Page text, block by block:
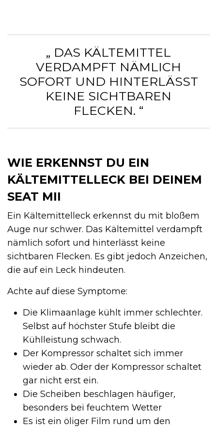
„ DAS KÄLTEMITTEL
VERDAMPFT NÄMLICH
SOFORT UND HINTERLÄSST
KEINE SICHTBAREN
FLECKEN. “
WIE ERKENNST DU EIN
KÄLTEMITTELLECK BEI DEINEM
SEAT MII
Ein Kältemittelleck erkennst du mit bloßem
Auge nur schwer. Das Kältemittel verdampft
nämlich sofort und hinterlässt keine
sichtbaren Flecken. Es gibt jedoch Anzeichen,
die auf ein Leck hindeuten.
Achte auf diese Symptome:
Die Klimaanlage kühlt immer schlechter.
Selbst auf höchster Stufe bleibt die
Kühlleistung schwach.
Der Kompressor schaltet sich immer
wieder ab. Oder der Kompressor schaltet
gar nicht erst ein.
Die Scheiben beschlagen häufiger,
besonders bei feuchtem Wetter
Es ist ein öliger Film rund um den